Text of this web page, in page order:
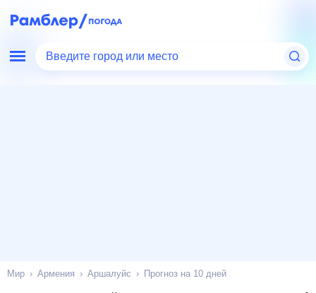
Введите город или место
Мир Армения Аршалуйс Прогноз на 10 дней